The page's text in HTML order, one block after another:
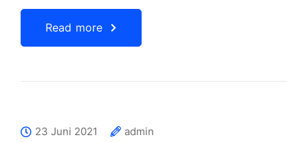
Read more
23 Juni 2021
admin